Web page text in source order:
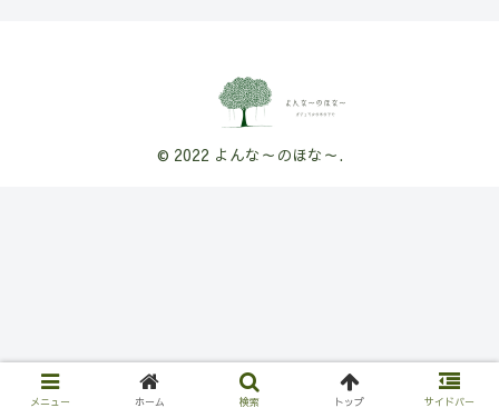
© 2022 よんな～のほな～.
メニュー ホーム 検索 トップ サイドバー